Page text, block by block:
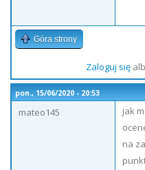
Góra strony
Zaloguj się
pon., 15/06/2020 - 20:53
mateo145
jak
na